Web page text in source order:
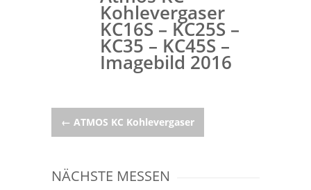
Kohlevergaser
KC16S – KC25S –
KC35 – KC45S –
Imagebild 2016
Post
← ATMOS KC Kohlevergaser
NÄCHSTE MESSEN